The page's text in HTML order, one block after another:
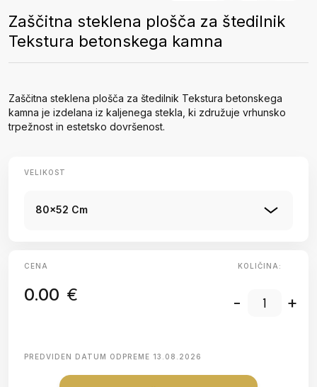
Zaščitna steklena plošča za štedilnik
Tekstura betonskega kamna
Zaščitna steklena plošča za štedilnik Tekstura betonskega
kamna je izdelana iz kaljenega stekla, ki združuje vrhunsko
trpežnost in estetsko dovršenost.
VELIKOST
80x52 Cm
CENA
0.00 €
KOLIČINA:
- +
PREDVIDEN DATUM ODPREME 13.08.2026